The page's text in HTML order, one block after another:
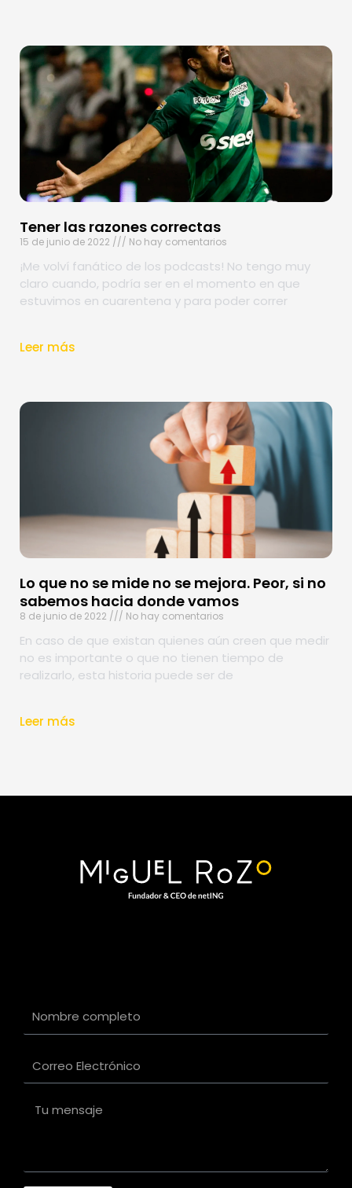
Tener las razones correctas
15 de junio de 2022 No hay comentarios
¡Me volví fanático de los podcasts! No tengo muy
claro cuando, podría ser en el momento en que
estuvimos en cuarentena y para poder correr
Leer más
Lo que no se mide no se mejora. Peor, si no
sabemos hacia donde vamos
8 de junio de 2022 No hay comentarios
En caso de que existan quienes aún creen que medir
no es importante o que no tienen tiempo de
realizarlo, esta historia puede ser de
Leer más